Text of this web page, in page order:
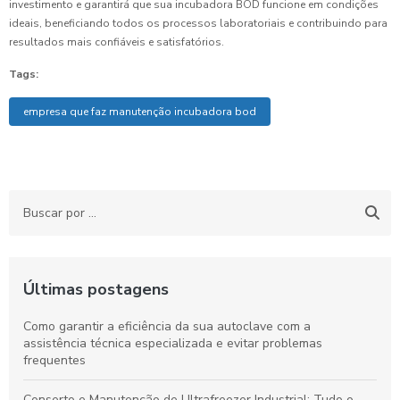
investimento e garantirá que sua incubadora BOD funcione em condições
ideais, beneficiando todos os processos laboratoriais e contribuindo para
resultados mais confiáveis e satisfatórios.
Tags:
empresa que faz manutenção incubadora bod
Últimas postagens
Como garantir a eficiência da sua autoclave com a
assistência técnica especializada e evitar problemas
frequentes